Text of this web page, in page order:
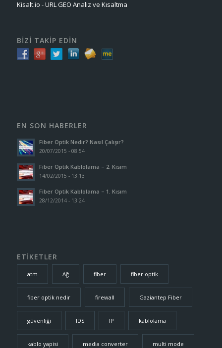
Kisalt.io - URL GEO Analiz ve Kısaltma
BİZİ TAKİP EDİN
EN SON HABERLER
Fiber Optik Nedir? Nasıl Çalışır?
20/07/2015 - 08:54
Fiber Optik Kablolama – 2. Kısım
14/02/2015 - 13:13
Fiber Optik Kablolama – 1. Kısım
28/12/2014 - 13:24
ETİKETLER
atm Ağ fiber fiber optik
fiber optik nedir firewall Gaziantep Fiber
güvenliği IDS IP kablolama
kablo yapisi media converter multi mode